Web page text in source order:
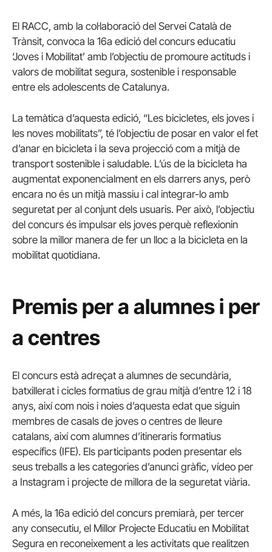
El RACC, amb la col·laboració del Servei Català de
Trànsit, convoca la 16a edició del concurs educatiu
‘Joves i Mobilitat’ amb l’objectiu de promoure actituds i
valors de mobilitat segura, sostenible i responsable
entre els adolescents de Catalunya.
La temàtica d’aquesta edició, “Les bicicletes, els joves i
les noves mobilitats”, té l’objectiu de posar en valor el fet
d’anar en bicicleta i la seva projecció com a mitjà de
transport sostenible i saludable. L’ús de la bicicleta ha
augmentat exponencialment en els darrers anys, però
encara no és un mitjà massiu i cal integrar-lo amb
seguretat per al conjunt dels usuaris. Per això, l’objectiu
del concurs és impulsar els joves perquè reflexionin
sobre la millor manera de fer un lloc a la bicicleta en la
mobilitat quotidiana.
Premis per a alumnes i per
a centres
El concurs està adreçat a alumnes de secundària,
batxillerat i cicles formatius de grau mitjà d’entre 12 i 18
anys, així com nois i noies d’aquesta edat que siguin
membres de casals de joves o centres de lleure
catalans, així com alumnes d’itineraris formatius
específics (IFE). Els participants poden presentar els
seus treballs a les categories d’anunci gràfic, vídeo per
a Instagram i projecte de millora de la seguretat viària.
A més, la 16a edició del concurs premiarà, per tercer
any consecutiu, el Millor Projecte Educatiu en Mobilitat
Segura en reconeixement a les activitats que realitzen